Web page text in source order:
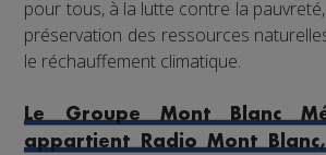
pour tous, à la lutte contre la
préservation des ressources
le réchauffement climatique.
Le Groupe Mont Blanc
appartient Radio Mont Blanc,